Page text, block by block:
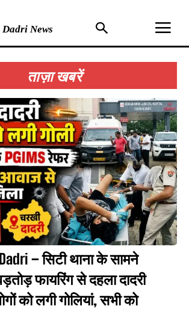
News
ताज़ा खबरें
– सिटी थाना के सामने
फायरिंग से दहला दादरी
को लगी गोलियां, सभी को